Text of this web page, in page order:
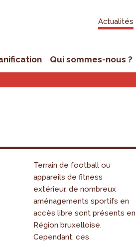
Actualités
Qui sommes-nous ?
Terrain de football ou
appareils de fitness
extérieur, de nombreux
aménagements sportifs en
accès libre sont présents en
Région bruxelloise.
Cependant, ces